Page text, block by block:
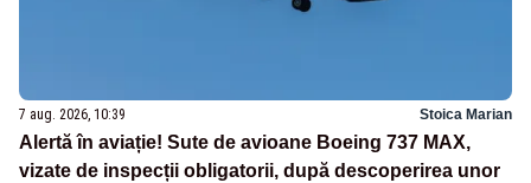
7 aug. 2026, 10:39 Stoica Marian
Alertă în aviație! Sute de avioane Boeing 737 MAX,
vizate de inspecții obligatorii, după descoperirea unor